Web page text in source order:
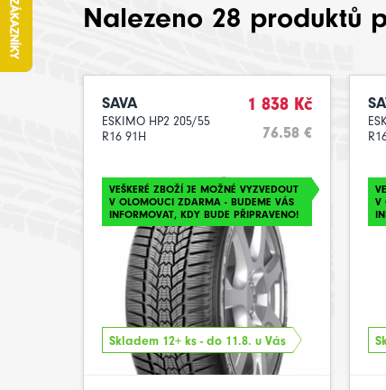
Nalezeno 28 produktů
SAVA
ESKIMO HP2 205/55
R16 91H
1 838 Kč
76.58 €
VEŠKERÉ ZBOŽÍ JE MOŽNÉ VYZVEDOUT
V OLOMOUCI ZDARMA - BUDEME VÁS
INFORMOVAT, KDY BUDE PŘIPRAVENO!
Skladem 12+ ks - do 11.8. u Vás
V